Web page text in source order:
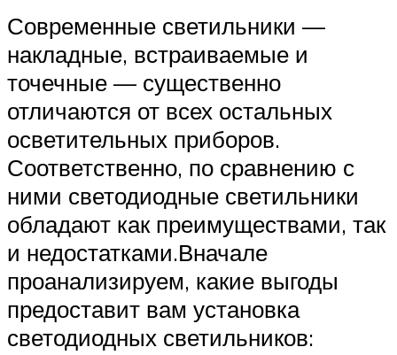
Современные светильники —
накладные, встраиваемые и
точечные — существенно
отличаются от всех остальных
осветительных приборов.
Соответственно, по сравнению с
ними светодиодные светильники
обладают как преимуществами, так
и недостатками.Вначале
проанализируем, какие выгоды
предоставит вам установка
светодиодных светильников: